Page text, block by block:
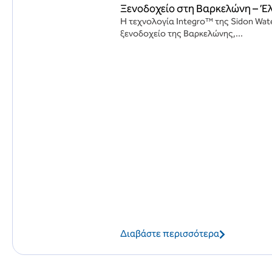
Ξενοδοχείο στη Βαρκελώνη –
Η τεχνολογία Integro™ της Sidon
ξενοδοχείο της Βαρκελώνης,...
Διαβάστε περισσότερα